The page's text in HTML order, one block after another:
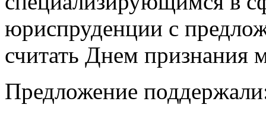
юриспруденции с
считать Днем признания
Предложение